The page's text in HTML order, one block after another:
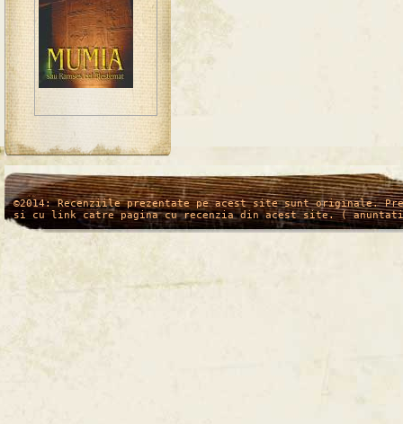
/* */
©2014: Recenziile prezentate pe acest site sunt originale.
si cu link catre pagina cu recenzia din acest site. (